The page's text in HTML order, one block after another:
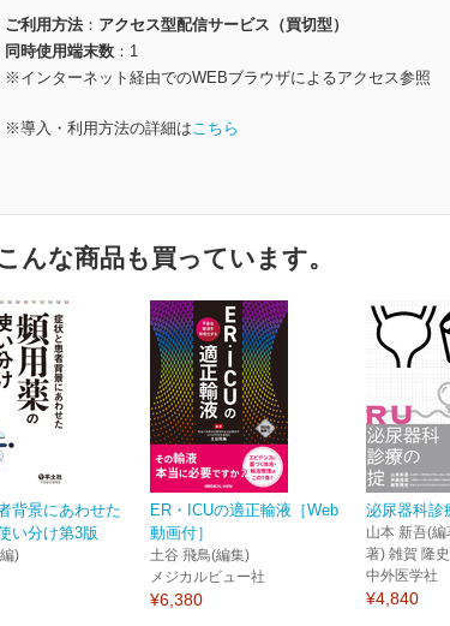
ご利用方法
アクセス型配信サービス（買切型）
同時使用端末数
1
※インターネット経由でのWEBブラウザによるアクセス参照
※導入・利用方法の詳細はこちら
んな商品も買っています。
背景にあわせた
い分け第3版
)
ER・ICUの適正輸液［Web
動画付］
土谷 飛鳥(編集)
メジカルビュー社
¥6,380
泌尿器科診
山本 新吾(
著) 雑賀 隆
中外医学社
¥4,840